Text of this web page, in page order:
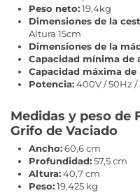
Peso neto:19,4kg
Dimensiones de la
Altura 15cm
Dimensiones de la
Capacidad mínima de
Capacidad máxima de
Potencia:400V / 50Hz
Medidas y peso de
Grifo de Vaciado
Ancho:60,6 cm
Profundidad:57,5 cm
Altura:40,7 cm
Peso:19,425 kg